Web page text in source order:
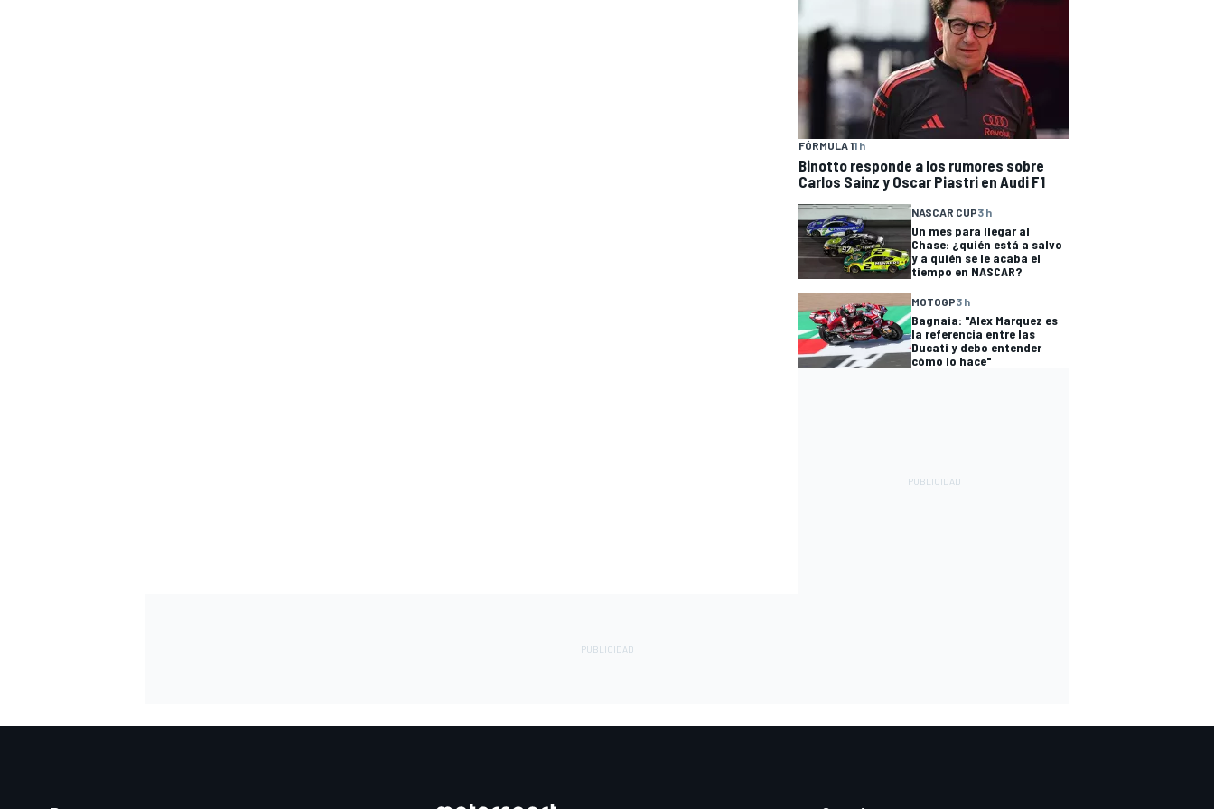
FÓRMULA 11 h
Binotto responde a los rumores sobre
Carlos Sainz y Oscar Piastri en Audi F1
NASCAR CUP3 h
Un mes para llegar al
Chase: ¿quién está a salvo
y a quién se le acaba el
tiempo en NASCAR?
MOTOGP3 h
Bagnaia: "Alex Marquez es
la referencia entre las
Ducati y debo entender
cómo lo hace"